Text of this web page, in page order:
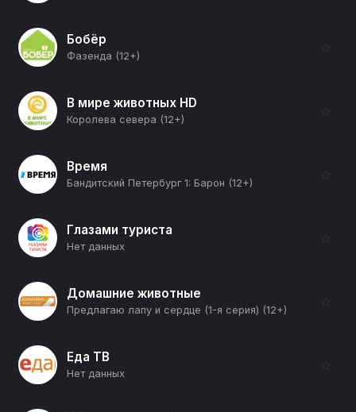
Бобёр
Фазенда (12+)
☆
В мире животных HD
Королева севера (12+)
☆
Время
Бандитский Петербург 1: Барон (12+)
☆
Глазами туриста
Нет данных
☆
Домашние животные
Предлагаю лапу и сердце (1-я серия) (12+)
☆
Еда ТВ
Нет данных
☆